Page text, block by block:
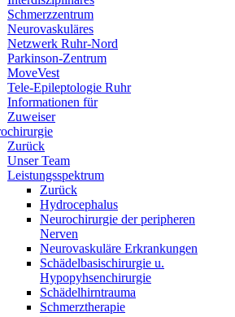
Schmerzzentrum
Neurovaskuläres
Netzwerk Ruhr-Nord
Parkinson-Zentrum
MoveVest
Tele-Epileptologie Ruhr
Informationen für
Zuweiser
Zurück
Unser Team
Leistungsspektrum
Zurück
Hydrocephalus
Neurochirurgie der peripheren
Nerven
Neurovaskuläre Erkrankungen
Schädelbasischirurgie u.
Hypopyhsenchirurgie
Schädelhirntrauma
Schmerztherapie